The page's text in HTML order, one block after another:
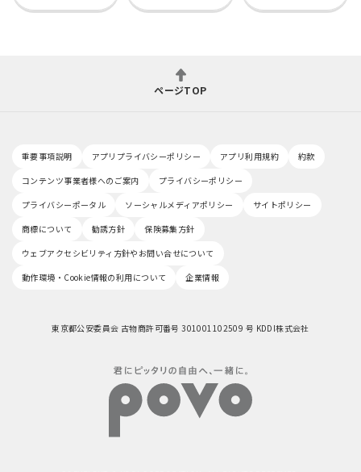
ページTOP
重要事項説明 アプリプライバシーポリシー アプリ利用規約
約款
コンテンツ事業者様へのご案内
プライバシーポリシー
プライバシーポータル
ソーシャルメディアポリシー
サイトポリシー
商標について
勧誘方針
保険募集方針
ウェブアクセシビリティ方針やお問い合せについて
動作環境・Cookie情報の利用について
企業情報
東京都公安委員会 古物商許可番号 301001102509 号 KDDI株式会社